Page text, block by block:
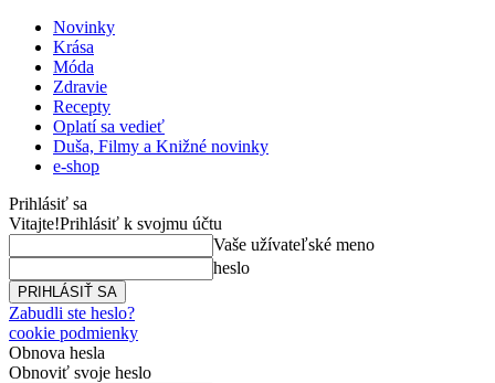
Novinky
Krása
Móda
Zdravie
Recepty
Oplatí sa vedieť
Duša, Filmy a Knižné novinky
e-shop
Prihlásiť sa
Vitajte!Prihlásiť k svojmu účtu
Vaše užívateľské meno
heslo
Zabudli ste heslo?
cookie podmienky
Obnova hesla
Obnoviť svoje heslo